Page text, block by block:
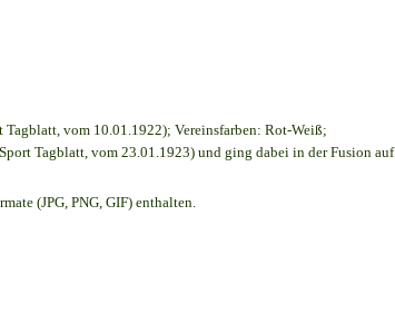
vom 10.01.1922); Vereinsfarben: Rot-Weiß;
Tagblatt, vom 23.01.1923) und ging dabei in der Fusion auf
(JPG, PNG, GIF) enthalten.